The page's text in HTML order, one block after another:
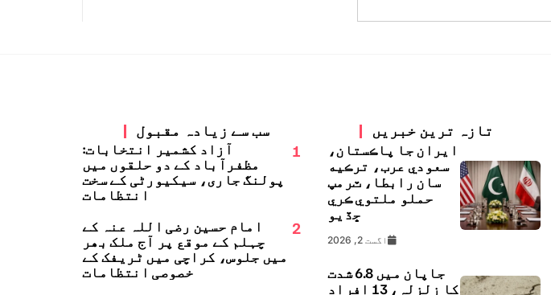
تازہ ترین خبریں
ايران جا پاڪستان،
سعودي عرب، ترڪيه
سان رابطا، ٽرمپ
حملو ملتوي ڪري
ڇڏيو
اگست 2, 2026
جاپان میں 6.8 شدت
کا زلزلہ، 13 افراد
سب سے زیادہ مقبول
1
آزاد کشمیر انتخابات:
مظفرآباد کے دو حلقوں میں
پولنگ جاری، سیکیورٹی کے سخت
انتظامات
2
امام حسین رضی اللہ عنہ کے
چہلم کے موقع پر آج ملک بھر
میں جلوس، کراچی میں ٹریفک کے
خصوصی انتظامات